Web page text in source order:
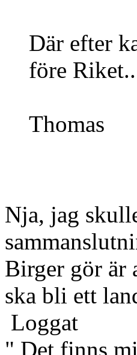
Där efter
före
Thomas
Nja, jag
Birger gör är
ska bli ett
Loggat
" Det finns